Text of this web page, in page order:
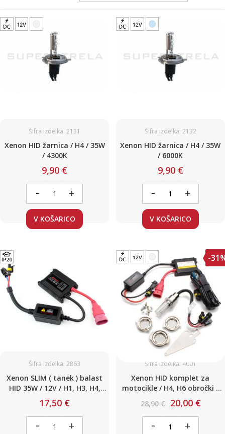
Šifra izdelka: 2131
Xenon HID žarnica / H4 / 35W
/ 4300K
9,90 €
- +
V KOŠARICO
Šifra izdelka: 2132
Xenon HID žarnica / H4 / 35W
/ 6000K
9,90 €
- +
V KOŠARICO
Šifra izdelka: 2863
Xenon SLIM ( tanek ) balast
HID 35W / 12V / H1, H3, H4,
H7, H1-H7, H7R, HB3, HB4,
H11, H13 (D2S*, D2R*, D4C*,
D4R*, D4S*)
17,50 €
- +
-
Šifra izdelka: 4001
Xenon HID komplet za
motocikle / H4, H6 obročki /
35W / 4300K
28,90 € 20,00 €
- +